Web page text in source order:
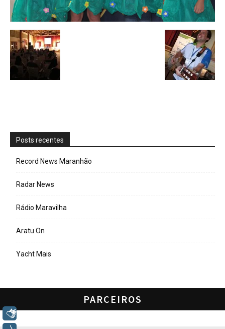
Posts recentes
Record News Maranhão
Radar News
Rádio Maravilha
Aratu On
Yacht Mais
PARCEIROS
Libras